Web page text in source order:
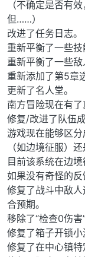
（不确定是否有
但……）
改进了任务日志。
重新平衡了一些技
重新平衡了一些敌
重新添加了第5章
更新了名人堂。
南方冒险现在有
修复/改进了队伍
游戏现在能够区
（如边境征服）
目前该系统在边境
如果没有奇怪的反
修复了战斗中敌
合预期。
移除了“检查0伤害
修复了箱子开锁小
修复了在中心镇特